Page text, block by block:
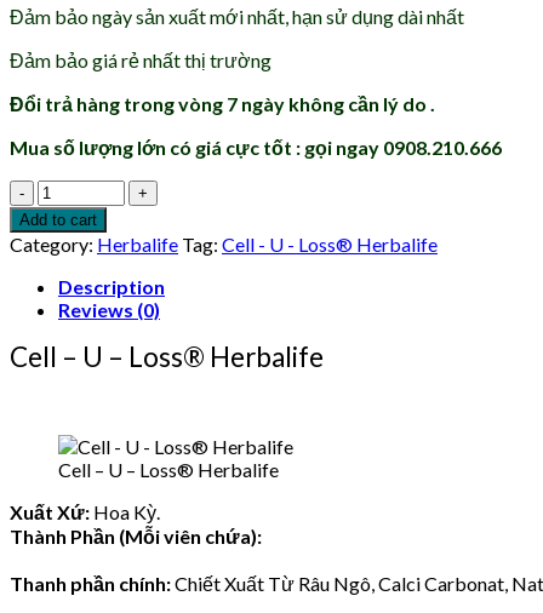
Đảm bảo ngày sản xuất mới nhất, hạn sử dụng dài nhất
Đảm bảo giá rẻ nhất thị trường
Đổi trả hàng trong vòng 7 ngày không cần lý do .
Mua số lượng lớn có giá cực tốt : gọi ngay 0908.210.666
Cell
-
U
-
Loss®
Herbalife
quantity
Add to cart
Category: Herbalife Tag: Cell - U - Loss® Herbalife
Description
Reviews (0)
Cell – U – Loss® Herbalife
Cell – U – Loss® Herbalife
Xuất Xứ: Hoa Kỳ.
Thành Phần (Mỗi viên chứa):
Thanh phần chính:Chiết Xuất Từ Râu Ngô, Calci Carbonat,